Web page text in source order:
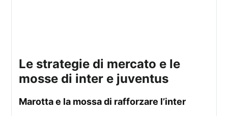
le strategie di mercato e le
mosse di inter e juventus
marotta e la mossa di rafforzare l’inter